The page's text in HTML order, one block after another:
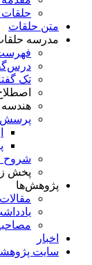
حلقات
متن حلقات
مدرسه
تک
پرسش
شروح
پخش
پژوهش‌ها
مقالات
اخبار
سایت